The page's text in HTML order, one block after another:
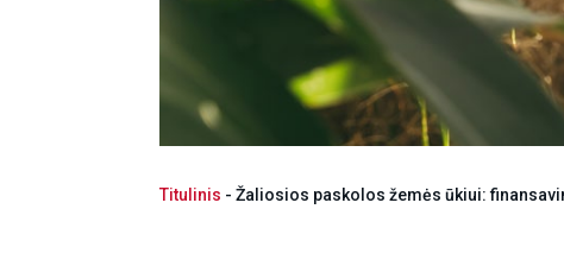
Titulinis -Žaliosios paskolos žemės ūkiui: